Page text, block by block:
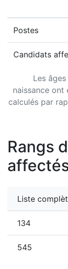
Les
naissance ont
calculés par
Postes
Candidats
Rangs
Liste
134
545